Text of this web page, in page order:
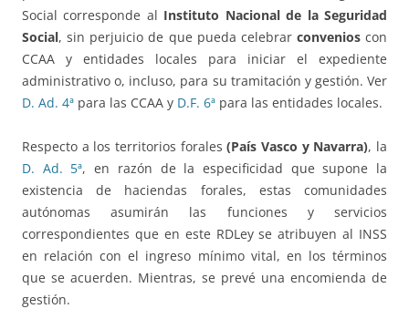
Social corresponde al Instituto Nacional de la Seguridad
Social, sin perjuicio de que pueda celebrar convenioscon
CCAA y entidades locales para iniciar el expediente
administrativo o, incluso, para su tramitación y gestión. Ver
D. Ad. 4ª para las CCAA y D.F. 6ª para las entidades locales.
Respecto a los territorios forales (País Vasco y Navarra), la
D. Ad. 5ª, en razón de la especificidad que supone la
existencia de haciendas forales, estas comunidades
autónomas asumirán las funciones y servicios
correspondientes que en este RDLey se atribuyen al INSS
en relación con el ingreso mínimo vital, en los términos
que se acuerden. Mientras, se prevé una encomienda de
gestión.